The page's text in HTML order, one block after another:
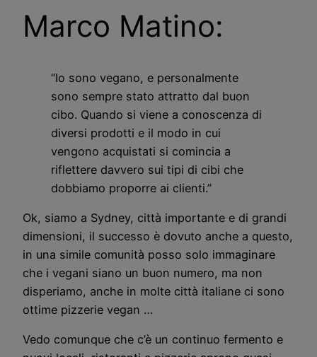
Marco Matino:
“Io sono vegano, e personalmente
sono sempre stato attratto dal buon
cibo. Quando si viene a conoscenza di
diversi prodotti e il modo in cui
vengono acquistati si comincia a
riflettere davvero sui tipi di cibi che
dobbiamo proporre ai clienti.”
Ok, siamo a Sydney, città importante e di grandi
dimensioni, il successo è dovuto anche a questo,
in una simile comunità posso solo immaginare
che i vegani siano un buon numero, ma non
disperiamo, anche in molte città italiane ci sono
ottime pizzerie vegan …
Vedo comunque che c’è un continuo fermento e